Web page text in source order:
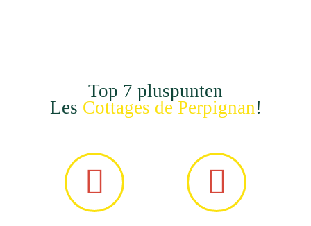
Top 7 pluspunten
Les Cottages de Perpignan!